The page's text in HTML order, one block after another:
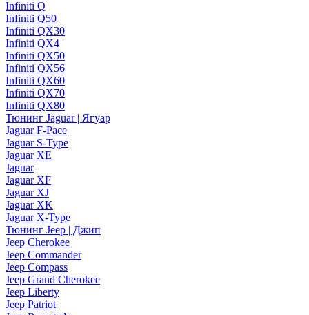
Infiniti Q
Infiniti Q50
Infiniti QX30
Infiniti QX4
Infiniti QX50
Infiniti QX56
Infiniti QX60
Infiniti QX70
Infiniti QX80
Тюнинг Jaguar | Ягуар
Jaguar F-Pace
Jaguar S-Type
Jaguar XE
Jaguar
Jaguar XF
Jaguar XJ
Jaguar XK
Jaguar X-Type
Тюнинг Jeep | Джип
Jeep Cherokee
Jeep Commander
Jeep Compass
Jeep Grand Cherokee
Jeep Liberty
Jeep Patriot